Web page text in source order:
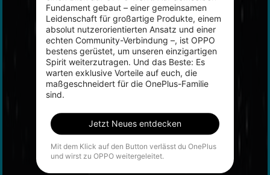
Fundament gebaut – einer gemeinsamen
Leidenschaft für großartige Produkte, einem
absolut nutzerorientierten Ansatz und einer
echten Community-Verbindung –, ist OPPO
bestens gerüstet, um unseren einzigartigen
Spirit weiterzutragen. Und das Beste: Es
warten exklusive Vorteile auf euch, die
maßgeschneidert für die OnePlus-Familie
sind.
Jetzt Neues entdecken
Mit dem Klick auf den Button verlässt du OnePlus
und wirst zu OPPO weitergeleitet.